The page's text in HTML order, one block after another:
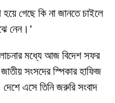
গেছে কি না জানতে চাইলে
নেন।’
মধ্যে আজ বিদেশ সফর
সংসদের স্পিকার হাফিজ
এসে তিনি জরুরি সংবাদ